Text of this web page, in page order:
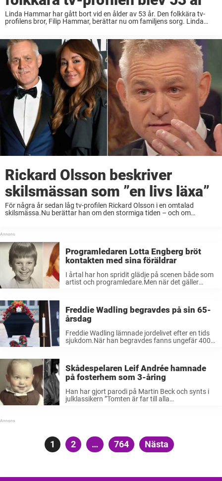
Linda Hammar har gått bort vid en ålder av 53 år. Den folkkära tv-
profilens bror, Filip Hammar, berättar nu om familjens sorg. Linda
Rickard Olsson beskriver
skilsmässan som ”en livs läxa”
För några år sedan låg tv-profilen Rickard Olsson i en omtalad
skilsmässa.Nu berättar han om den stormiga tiden – och om
Programledaren Lotta Engberg bröt
kontakten med sina föräldrar
I årtal har hon spridit glädje på scenen både som
artist och programledare.Men när det gäller
Freddie Wadling begravdes på sin 65-
årsdag
Freddie Wadling lämnade jordelivet efter en tids
sjukdom.När han begravdes fanns ungefär 400
Skådespelaren Leif Andrée hamnade
på fosterhem som 3-åring
Han har gjort parodi på Martin Beck och synts i
julklassikern ”Tomten är far till alla
Sidnumrering
Sida
1 Sida
2 … Sida
764 Nästa